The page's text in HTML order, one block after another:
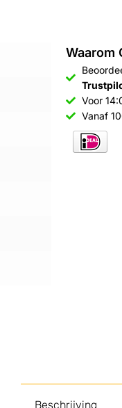
Waarom
Voor
Vanaf
Beschrijving